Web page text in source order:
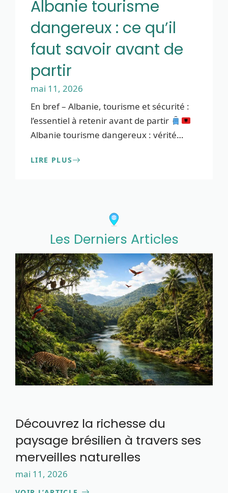
Albanie tourisme
dangereux : ce qu’il
faut savoir avant de
partir
mai 11, 2026
En bref – Albanie, tourisme et sécurité :
l’essentiel à retenir avant de partir
Albanie tourisme dangereux : vérité…
LIRE PLUS
Les Derniers Articles
Découvrez la richesse du
paysage brésilien à travers ses
merveilles naturelles
mai 11, 2026